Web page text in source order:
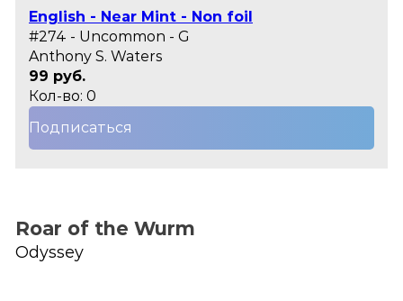
English - Near Mint - Non foil
#274 - Uncommon - G
Anthony S. Waters
99 руб.
Кол-во: 0
Подписаться
Roar of the Wurm
Odyssey